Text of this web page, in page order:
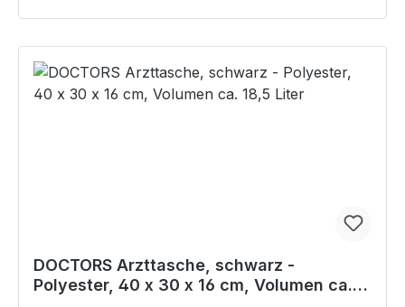
DOCTORS Arzttasche, schwarz -
Polyester, 40 x 30 x 16 cm, Volumen ca.